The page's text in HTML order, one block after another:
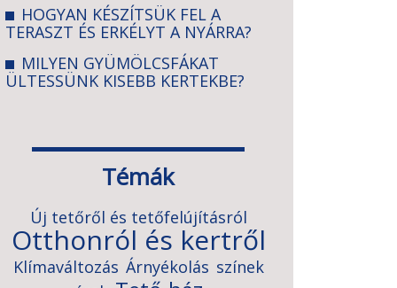
HOGYAN KÉSZÍTSÜK FEL A
TERASZT ÉS ERKÉLYT A NYÁRRA?
MILYEN GYÜMÖLCSFÁKAT
ÜLTESSÜNK KISEBB KERTEKBE?
Témák
Új tetőről és tetőfelújításról
Otthonról és kertről
Klímaváltozás Árnyékolás színek